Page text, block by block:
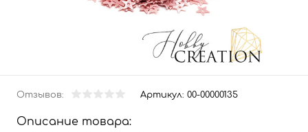
Отзывов: Артикул: 00-00000135
Описание товара: